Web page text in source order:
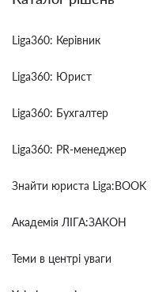
Liga360: Керівник
Liga360: Юрист
Liga360: Бухгалтер
Liga360: PR-менеджер
Знайти юриста Liga:BOOK
Академія ЛІГА:ЗАКОН
Теми в центрі уваги